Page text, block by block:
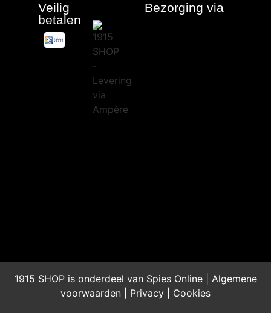
Veilig
betalen
Bezorging via
1915 SHOP is onderdeel van Spies Online | Algemene
voorwaarden
Privacy Cookies